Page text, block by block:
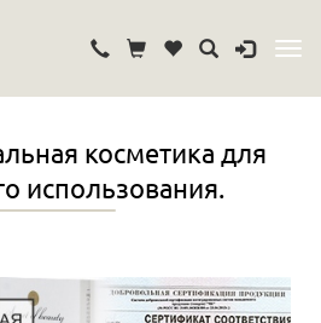
косметика для
использования.